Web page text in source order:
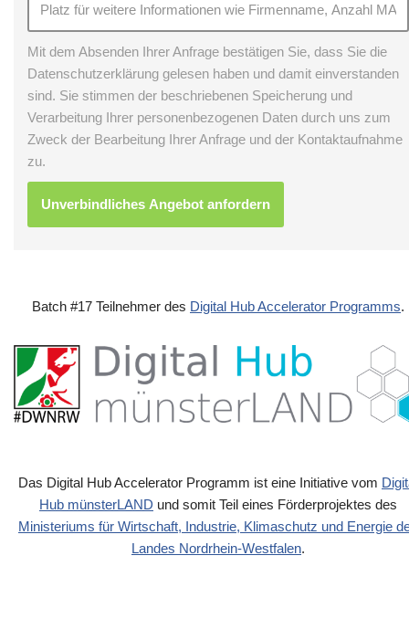
Mit dem Absenden Ihrer Anfrage bestätigen Sie, dass Sie die
Datenschutzerklärung gelesen haben und damit einverstanden
sind. Sie stimmen der beschriebenen Speicherung und
Verarbeitung Ihrer personenbezogenen Daten durch uns zum
Zweck der Bearbeitung Ihrer Anfrage und der Kontaktaufnahme
zu.
Batch #17 Teilnehmer des Digital Hub Accelerator Programms.
Das Digital Hub Accelerator Programm ist eine Initiative vom
Hub münsterLAND und somit Teil eines Förderprojektes des
Ministeriums für Wirtschaft, Industrie, Klimaschutz und Energie
Landes Nordrhein-Westfalen.